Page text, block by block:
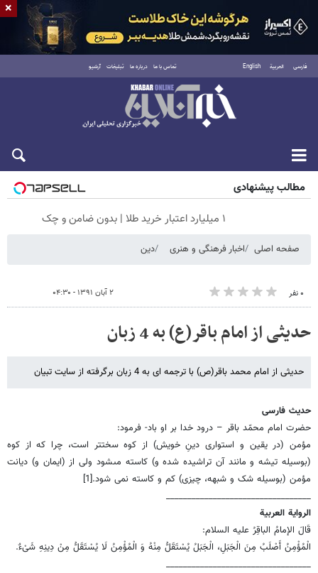
فارسی العربية English تماس با ما درباره ما تبلیغات آرشیو
شنبه ۱۷ مرداد ۱۴۰۵
مطالب پیشنهادی
۱ میلیارد اعتبار خرید طلا | بدون ضامن و چک
صفحه اصلی اخبار فرهنگی و هنری دین
۰ نفر ۲ آبان ۱۳۹۱ - ۰۴:۳۰
حدیثی از امام باقر(ع) به 4 زبان
حدیثی از امام محمد باقر(ص) با ترجمه ای به 4 زبان برگرفته از سایت تبیان
حدیث فارسی
حضرت امام محمّد باقر – درود خدا بر او باد- فرمود:
مؤمن (در یقین و استوارى دینِ خویش) از کوه‏ سخت‏تر است، چرا که‏ از کوه
(بوسیله تیشه و مانند آن تراشیده شده و) کاسته مى‏شود ولى از (ایمان و) دیانت
مؤمن (بوسیله شک و شبهه، چیزى) کم و کاسته نمی شود.[1]
__________________________________
الروایة العربیة
قَالَ الإمامُ الباقِرُ علیه السلام:
الْمُؤْمِنُ أَصْلَبُ‏ مِنَ‏ الْجَبَلِ،‏ الْجَبَلُ یُسْتَقَلُّ مِنْهُ وَ الْمُؤْمِنُ لَا یُسْتَقَلُّ مِنْ دِینِهِ شَیْ‏ءٌ.
__________________________________
×